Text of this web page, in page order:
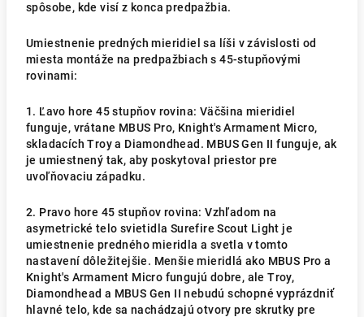
spôsobe, kde visí z konca predpažbia.
Umiestnenie predných mieridiel sa líši v závislosti od
miesta montáže na predpažbiach s 45-stupňovými
rovinami:
1. Ľavo hore 45 stupňov rovina: Väčšina mieridiel
funguje, vrátane MBUS Pro, Knight's Armament Micro,
skladacích Troy a Diamondhead. MBUS Gen II funguje, ak
je umiestnený tak, aby poskytoval priestor pre
uvoľňovaciu západku.
2. Pravo hore 45 stupňov rovina: Vzhľadom na
asymetrické telo svietidla Surefire Scout Light je
umiestnenie predného mieridla a svetla v tomto
nastavení dôležitejšie. Menšie mieridlá ako MBUS Pro a
Knight's Armament Micro fungujú dobre, ale Troy,
Diamondhead a MBUS Gen II nebudú schopné vyprázdniť
hlavné telo, kde sa nachádzajú otvory pre skrutky pre